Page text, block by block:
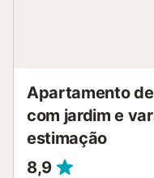
Apartamento
com jardim e
estimação
8,9